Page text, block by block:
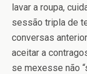
lavar a roupa,
sessão tripla de
conversas
aceitar a
se mexesse não